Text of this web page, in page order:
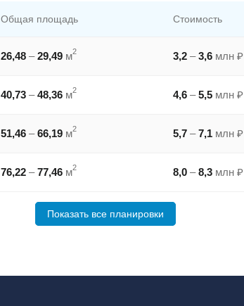
Общая площадь Стоимость
26,48 –29,49 м2 3,2 –3,6 млн ₽
40,73 –48,36 м2 4,6 –5,5 млн ₽
51,46 –66,19 м2 5,7 –7,1 млн ₽
76,22 –77,46 м2 8,0 –8,3 млн ₽
Показать все планировки